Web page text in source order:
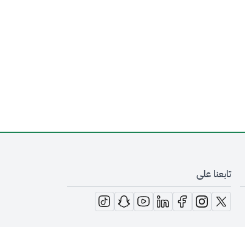
تابعنا على
opens in new window
opens in new window
opens in new window
opens in new window
opens in new window
opens in new window
opens in new window